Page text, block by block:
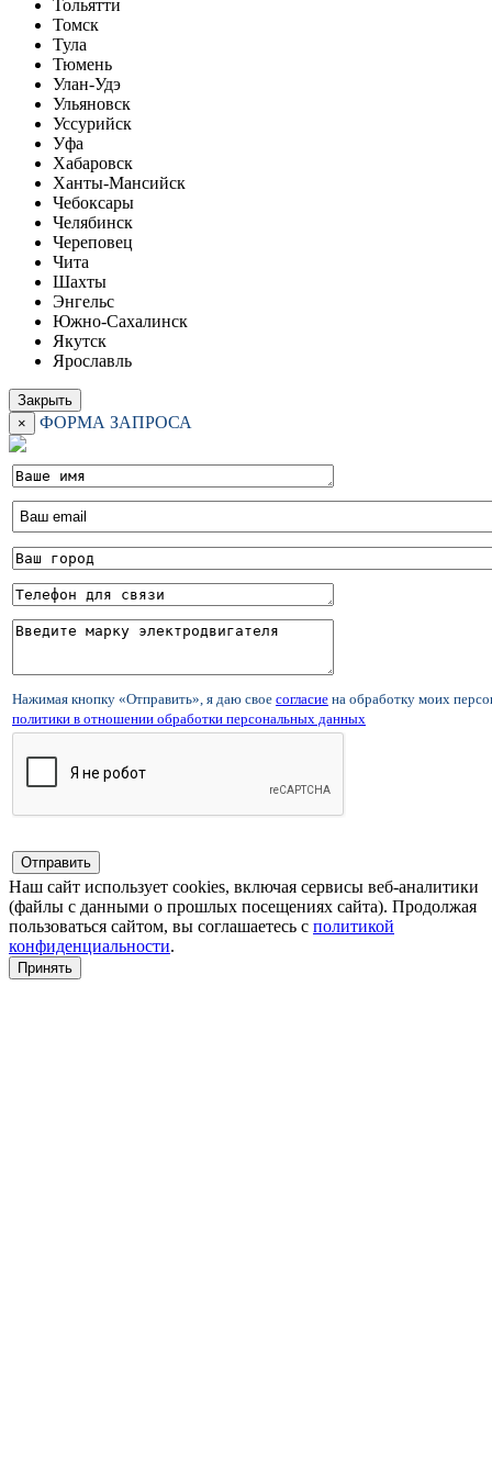
Тольятти
Томск
Тула
Тюмень
Улан-Удэ
Ульяновск
Уссурийск
Уфа
Хабаровск
Ханты-Мансийск
Чебоксары
Челябинск
Череповец
Чита
Шахты
Энгельс
Южно-Сахалинск
Якутск
Ярославль
Закрыть
×
ФОРМА ЗАПРОСА
Нажимая кнопку «Отправить», я даю свое согласие на обработку моих
политики в отношении обработки персональных данных
Наш сайт использует cookies, включая сервисы веб-аналитики
(файлы с данными о прошлых посещениях сайта). Продолжая
пользоваться сайтом, вы соглашаетесь с политикой
конфиденциальности.
Принять